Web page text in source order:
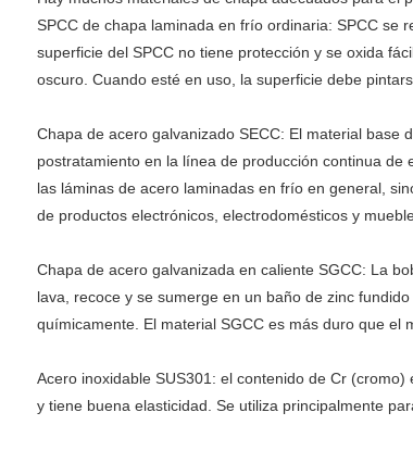
SPCC de chapa laminada en frío ordinaria: SPCC se
superficie del SPCC no tiene protección y se oxida
oscuro. Cuando esté en uso, la superficie debe
Chapa de acero galvanizado SECC: El material
postratamiento en la línea de producción continua
las láminas de acero laminadas en frío en general,
de productos electrónicos, electrodomésticos y
Chapa de acero galvanizada en caliente SGCC: La
lava, recoce y se sumerge en un baño de zinc
químicamente. El material SGCC es más duro que el
Acero inoxidable SUS301: el contenido de Cr
y tiene buena elasticidad. Se utiliza principalmente